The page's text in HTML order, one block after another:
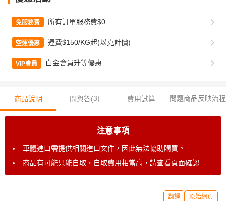
免服務費 所有訂單服務費$0
空運優惠 運費$150/KG起(以克計價)
VIP會員 白金會員升等優惠
商品說明 問與答(3) 費用試算 問題商品反映流程
注意事項
車體進口需提供相關進口文件，因此無法協助購買。
商品有可能只能自取，自取費用相當高，請查看頁面確認
翻譯 原始網頁